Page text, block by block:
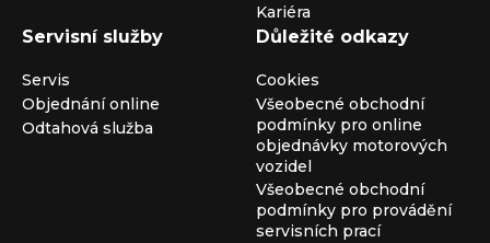
Kariéra
Servisní služby
Servis
Objednání online
Odtahová služba
Důležité odkazy
Cookies
Všeobecné obchodní
podmínky pro online
objednávky motorových
vozidel
Všeobecné obchodní
podmínky pro provádění
servisních prací